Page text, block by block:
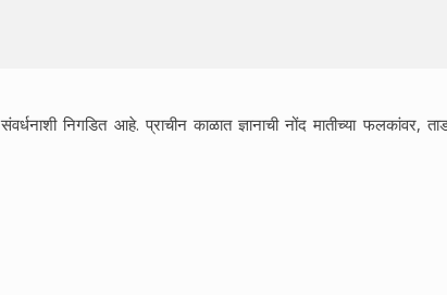
निगडित आहे. प्राचीन काळात ज्ञानाची नोंद मातीच्या फलकांवर,